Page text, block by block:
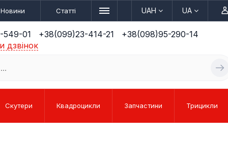
Новини Статті UAH UA
549-01 +38(099)23-414-21
+38(098)95-290-14
дзвінок
Скутери Квадроцикли Запчастини Трицикли